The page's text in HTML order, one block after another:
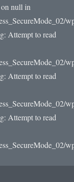
null in
Attempt to read
Attempt to read
Attempt to read